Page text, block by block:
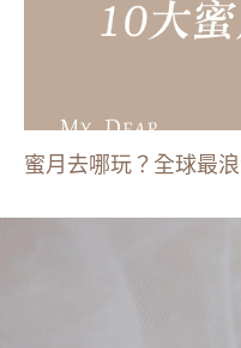
蜜月去哪玩？全球最